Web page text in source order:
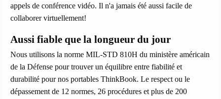
appels de conférence vidéo. Il n'a jamais été aussi facile de
collaborer virtuellement!
Aussi fiable que la longueur du jour
Nous utilisons la norme MIL-STD 810H du ministère américain
de la Défense pour trouver un équilibre entre fiabilité et
durabilité pour nos portables ThinkBook. Le respect ou le
dépassement de 12 normes, 26 procédures et plus de 200